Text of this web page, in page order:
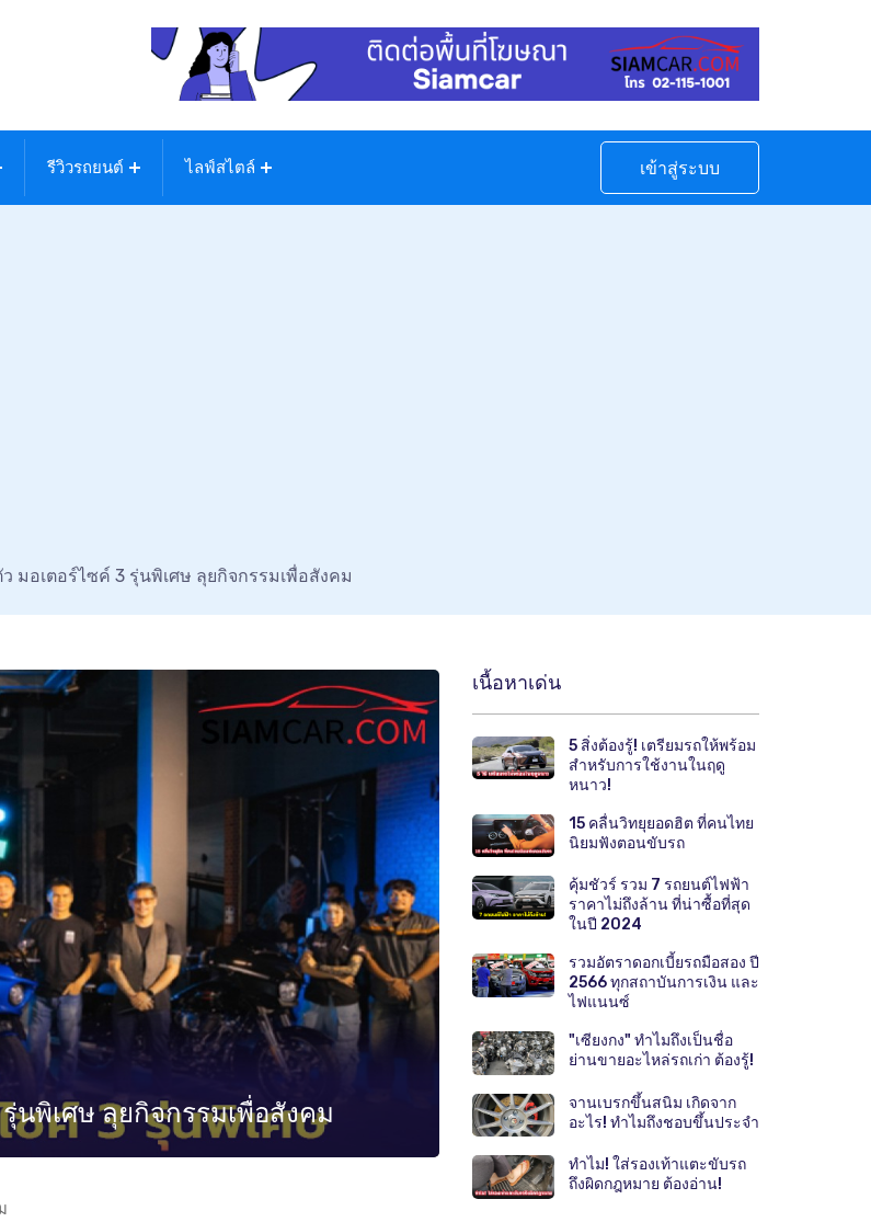
รีวิวรถยนต์ ไลฟ์สไตล์ เข้าสู่ระบบ
มอเตอร์ไซค์ 3 รุ่นพิเศษ ลุยกิจกรรมเพื่อสังคม
นพิเศษ ลุยกิจกรรมเพื่อสังคม
เนื้อหาเด่น
5 สิ่งต้องรู้! เตรียมรถให้พร้อม
สำหรับการใช้งานในฤดู
หนาว!
15 คลื่นวิทยุยอดฮิต ที่คนไทย
นิยมฟังตอนขับรถ
คุ้มชัวร์ รวม 7 รถยนต์ไฟฟ้า
ราคาไม่ถึงล้าน ที่น่าซื้อที่สุด
ในปี 2024
รวมอัตราดอกเบี้ยรถมือสอง ปี
2566 ทุกสถาบันการเงิน และ
ไฟแนนซ์
"เซียงกง" ทำไมถึงเป็นชื่อ
ย่านขายอะไหล่รถเก่า ต้องรู้!
จานเบรกขึ้นสนิม เกิดจาก
อะไร! ทำไมถึงชอบขึ้นประจำ
ทำไม! ใส่รองเท้าแตะขับรถ
ถึงผิดกฎหมาย ต้องอ่าน!